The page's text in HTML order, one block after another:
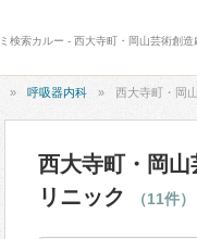
呼吸器内科 西大寺町・岡
西大寺町・岡
リニック
（11件）